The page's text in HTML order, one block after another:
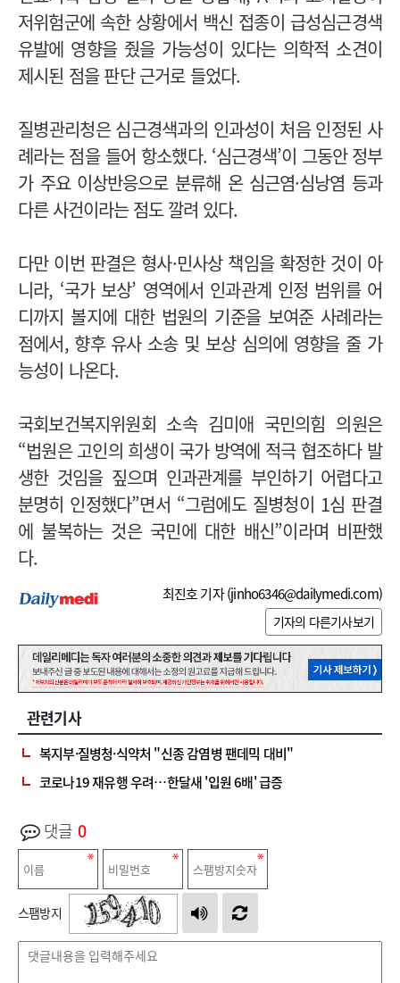
저위험군에 속한 상황에서 백신 접종이 급성심근경색
유발에 영향을 줬을 가능성이 있다는 의학적 소견이
제시된 점을 판단 근거로 들었다.
질병관리청은 심근경색과의 인과성이 처음 인정된 사
례라는 점을 들어 항소했다. ‘심근경색’이 그동안 정부
가 주요 이상반응으로 분류해 온 심근염·심낭염 등과
다른 사건이라는 점도 깔려 있다.
다만 이번 판결은 형사·민사상 책임을 확정한 것이 아
니라, ‘국가 보상’ 영역에서 인과관계 인정 범위를 어
디까지 볼지에 대한 법원의 기준을 보여준 사례라는
점에서, 향후 유사 소송 및 보상 심의에 영향을 줄 가
능성이 나온다.
국회보건복지위원회 소속 김미애 국민의힘 의원은
“법원은 고인의 희생이 국가 방역에 적극 협조하다 발
생한 것임을 짚으며 인과관계를 부인하기 어렵다고
분명히 인정했다”면서 “그럼에도 질병청이 1심 판결
에 불복하는 것은 국민에 대한 배신”이라며 비판했
다.
최진호 기자 (jinho6346@dailymedi.com)
기자의 다른기사보기
관련기사
복지부·질병청·식약처 "신종 감염병 팬데믹 대비"
코로나19 재유행 우려…한달새 '입원 6배' 급증
댓글 0
스팸방지